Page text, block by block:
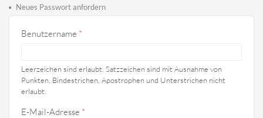
Neues Passwort anfordern
Benutzername *
Leerzeichen sind erlaubt. Satzzeichen sind mit Ausnahme von
Punkten, Bindestrichen, Apostrophen und Unterstrichen nicht
erlaubt.
E-Mail-Adresse *